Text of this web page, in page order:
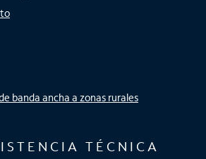
banda ancha a zonas rurales
TÉCNICA